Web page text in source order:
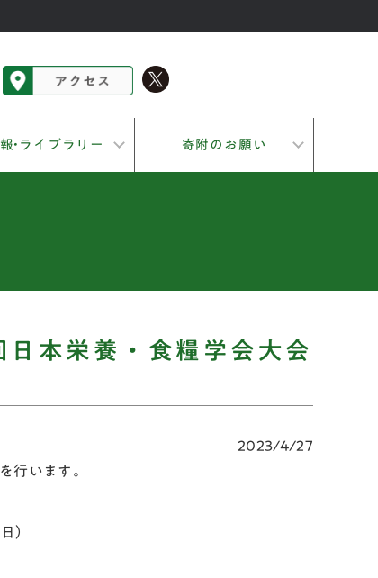
•ライブラリー 寄附のお願い
本栄養・食糧学会大会
2023/4/27
行います。
）